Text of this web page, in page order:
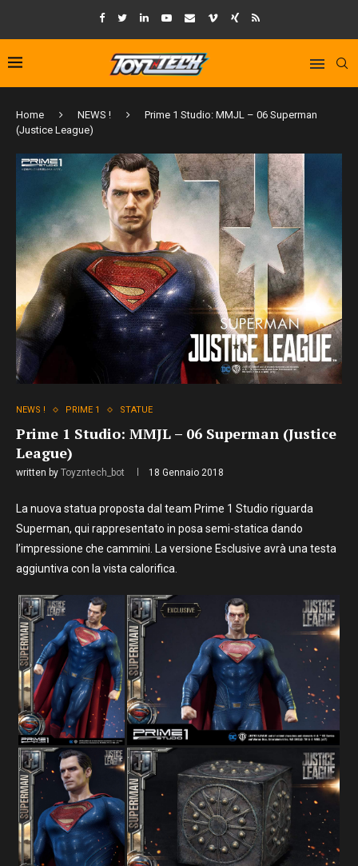
Home NEWS !
Prime 1 Studio: MMJL – 06 Superman
(Justice League)
NEWS ! PRIME 1 STATUE
Prime 1 Studio: MMJL – 06 Superman (Justice
League)
written by Toyzntech_bot 18 Gennaio 2018
La nuova statua proposta dal team Prime 1 Studio riguarda
Superman, qui rappresentato in posa semi-statica dando
l’impressione che cammini. La versione Esclusive avrà una testa
aggiuntiva con la vista calorifica.